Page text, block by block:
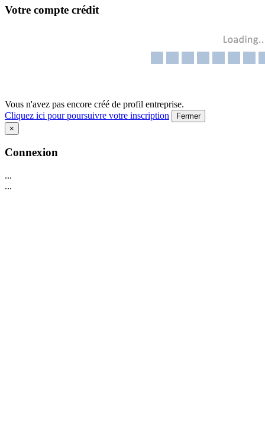
Votre compte crédit
Vous n'avez pas encore créé de profil entreprise.
Cliquez ici pour poursuivre votre inscription
Fermer
×
Connexion
...
...